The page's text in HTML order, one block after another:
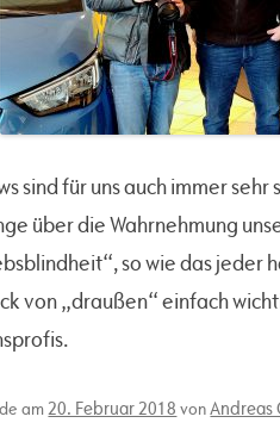
sind für uns auch immer
über die Wahrnehmung
so wie das jeder
von „draußen“ einfach
am20. Februar 2018 vonAndreas